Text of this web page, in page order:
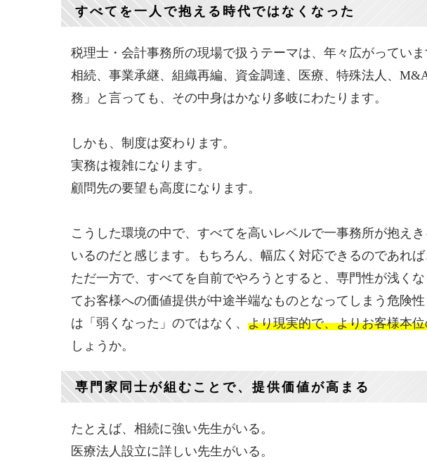
すべてを一人で抱える時代ではなくなった
税理士・会計事務所の現場で扱うテーマは、年々広がっていま
相続、事業承継、組織再編、資金調達、医療、特殊法人、
務」と言っても、その中身はかなり多岐にわたります。
しかも、制度は変わります。
実務は複雑になります。
顧問先の要望も高度になります。
こうした環境の中で、すべてを高いレベルで一事務所が抱え
いるのだと感じます。もちろん、幅広く対応できるのであれば
ただ一方で、すべてを自前でやろうとすると、専門性が浅く
てお客様への価値提供が中途半端なものとなってしまう危険
は「弱くなった」のではなく、 より現実的で、よりお客様本
しょうか。
専門家同士が組むことで、提供価値が高まる
たとえば、相続に強い先生がいる。
医療法人設立に詳しい先生がいる。